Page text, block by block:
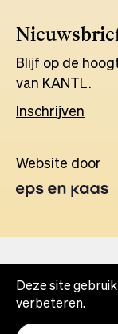
Blijf op de
van KANTL.
Inschrijven
Website door
in
Deze site
verbeteren.